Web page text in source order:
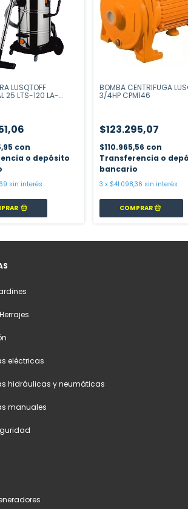
LUSQTOFF
25 LTS-120 LA-
con
o depósito
sin interés
BOMBA CENTRIFUGA
3/4HP CPM146
$123.295,07
$110.965,56 con
Transferencia o
bancario
3 x $41.098,36 sin interés
eléctricas
hidráulicas y neumáticas
manuales